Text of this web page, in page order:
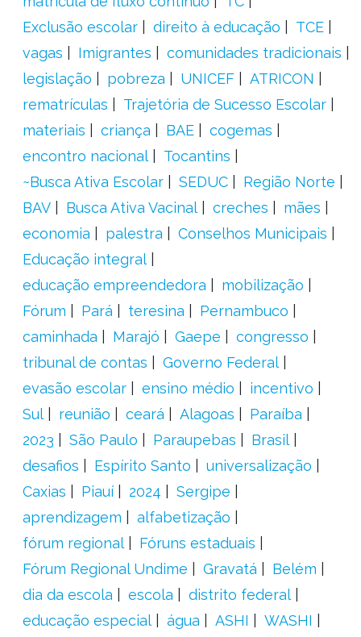
Exclusão escolar
direito à educação
TCE
vagas
Imigrantes
comunidades tradicionais
legislação
pobreza UNICEF
ATRICON
rematrículas
Trajetória de Sucesso Escolar
materiais
criança BAE
cogemas
encontro nacional
Tocantins
~Busca Ativa Escolar
SEDUC
Região Norte
BAV
Busca Ativa Vacinal creches
mães
economia
palestra
Conselhos Municipais
Educação integral
educação empreendedora
mobilização
Fórum
Pará teresina
Pernambuco
caminhada
Marajó Gaepe
congresso
tribunal de contas
Governo Federal
evasão escolar
ensino médio
incentivo
Sul
reunião ceará Alagoas
Paraíba
2023
São Paulo Paraupebas
Brasil
desafios
Espírito Santo
universalização
Caxias
Piauí 2024
Sergipe
aprendizagem
alfabetização
fórum regional
Fóruns estaduais
Fórum Regional Undime
Gravatá
Belém
dia da escola
escola
distrito federal
educação especial
água ASHI
WASHI